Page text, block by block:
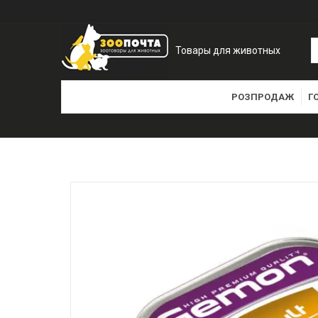
Товары для животных
РОЗПРОДАЖ